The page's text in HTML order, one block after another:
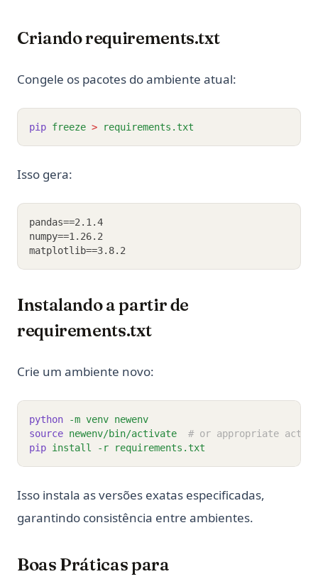
Criando requirements.txt
Congele os pacotes do ambiente atual:
pip freeze > requirements.txt
Isso gera:
pandas==2.1.4
numpy==1.26.2
matplotlib==3.8.2
Instalando a partir de
requirements.txt
Crie um ambiente novo:
python -m venv newenv
source newenv/bin/activate
# or appropriate
pip install -r requirements.txt
Isso instala as versões exatas especificadas,
garantindo consistência entre ambientes.
Boas Práticas para